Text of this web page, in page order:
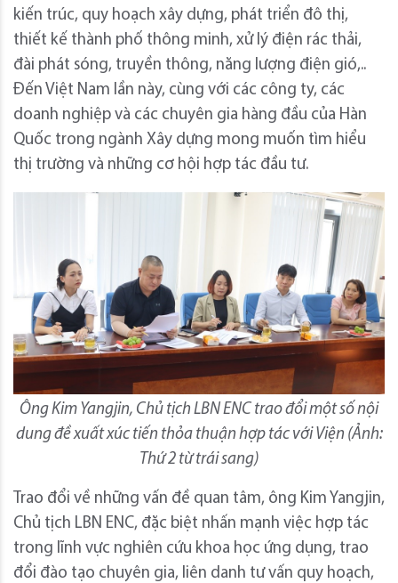
kiến trúc, quy hoạch xây dựng, phát triển đô thị,
thiết kế thành phố thông minh, xử lý điện rác thải,
đài phát sóng, truyền thông, năng lượng điện gió,..
Đến Việt Nam lần này, cùng với các công ty, các
doanh nghiệp và các chuyên gia hàng đầu của Hàn
Quốc trong ngành Xây dựng mong muốn tìm hiểu
thị trường và những cơ hội hợp tác đầu tư.
Ông Kim Yangjin, Chủ tịch LBN ENC trao đổi một số nội
dung đề xuất xúc tiến thỏa thuận hợp tác với Viện (Ảnh:
Thứ 2 từ trái sang)
Trao đổi về những vấn đề quan tâm, ông Kim Yangjin,
Chủ tịch LBN ENC, đặc biệt nhấn mạnh việc hợp tác
trong lĩnh vực nghiên cứu khoa học ứng dụng, trao
đổi đào tạo chuyên gia, liên danh tư vấn quy hoạch,